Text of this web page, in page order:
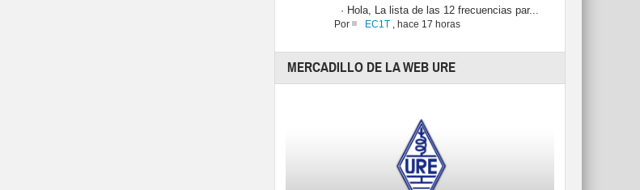
· Hola, La lista de las 12 frecuencias par...
Por EC1T, hace 17 horas
MERCADILLO DE LA WEB URE